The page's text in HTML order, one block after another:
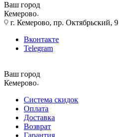
Ваш город
Кемерово
г. Кемерово, пр. Октябрьский, 9
Вконтакте
Telegram
Ваш город
Кемерово
Система скидок
Оплата
Доставка
Возврат
Гарантия